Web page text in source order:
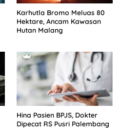
Karhutla Bromo Meluas 80
Hektare, Ancam Kawasan
Hutan Malang
Hina Pasien BPJS, Dokter
Dipecat RS Pusri Palembang